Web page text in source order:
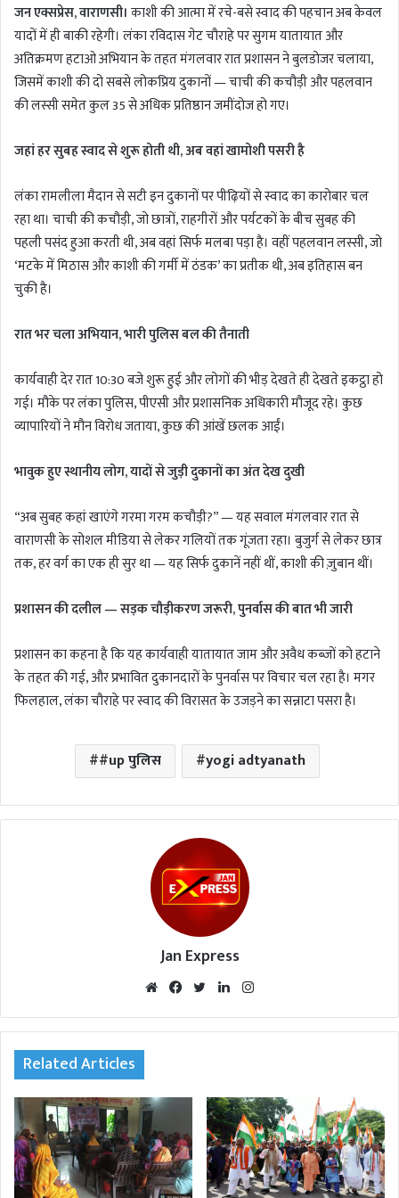
जन एक्सप्रेस, वाराणसी। काशी की आत्मा में रचे-बसे स्वाद की पहचान अब केवल
यादों में ही बाकी रहेगी। लंका रविदास गेट चौराहे पर सुगम यातायात और
अतिक्रमण हटाओ अभियान के तहत मंगलवार रात प्रशासन ने बुलडोजर चलाया,
जिसमें काशी की दो सबसे लोकप्रिय दुकानों — चाची की कचौड़ी और पहलवान
की लस्सी समेत कुल 35 से अधिक प्रतिष्ठान जमींदोज हो गए।
जहां हर सुबह स्वाद से शुरू होती थी, अब वहां खामोशी पसरी है
लंका रामलीला मैदान से सटी इन दुकानों पर पीढ़ियों से स्वाद का कारोबार चल
रहा था। चाची की कचौड़ी, जो छात्रों, राहगीरों और पर्यटकों के बीच सुबह की
पहली पसंद हुआ करती थी, अब वहां सिर्फ मलबा पड़ा है। वहीं पहलवान लस्सी, जो
‘मटके में मिठास और काशी की गर्मी में ठंडक’ का प्रतीक थी, अब इतिहास बन
चुकी है।
रात भर चला अभियान, भारी पुलिस बल की तैनाती
कार्यवाही देर रात 10:30 बजे शुरू हुई और लोगों की भीड़ देखते ही देखते इकट्ठा हो
गई। मौके पर लंका पुलिस, पीएसी और प्रशासनिक अधिकारी मौजूद रहे। कुछ
व्यापारियों ने मौन विरोध जताया, कुछ की आंखें छलक आईं।
भावुक हुए स्थानीय लोग, यादों से जुड़ी दुकानों का अंत देख दुखी
“अब सुबह कहां खाएंगे गरमा गरम कचौड़ी?” — यह सवाल मंगलवार रात से
वाराणसी के सोशल मीडिया से लेकर गलियों तक गूंजता रहा। बुजुर्ग से लेकर छात्र
तक, हर वर्ग का एक ही सुर था — यह सिर्फ दुकानें नहीं थीं, काशी की ज़ुबान थीं।
प्रशासन की दलील — सड़क चौड़ीकरण जरूरी, पुनर्वास की बात भी जारी
प्रशासन का कहना है कि यह कार्यवाही यातायात जाम और अवैध कब्जों को हटाने
के तहत की गई, और प्रभावित दुकानदारों के पुनर्वास पर विचार चल रहा है। मगर
फिलहाल, लंका चौराहे पर स्वाद की विरासत के उजड़ने का सन्नाटा पसरा है।
#up पुलिस yogi adtyanath
Jan Express
We
te
Fac
oo
Twi
r
Lin
In am
Related Articles